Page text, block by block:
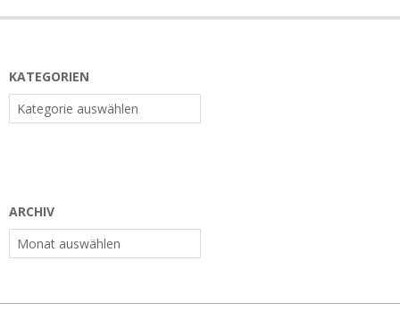
KATEGORIEN
Kategorien
ARCHIV
Archiv